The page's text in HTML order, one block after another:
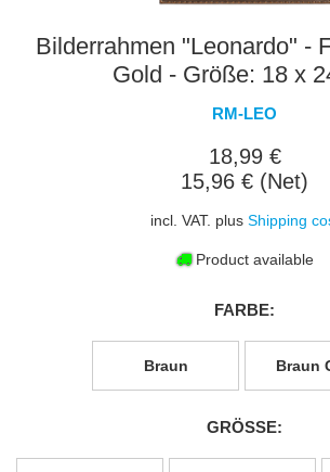
Bilderrahmen "Leonardo" -
Gold - Größe: 18 x
RM-LEO
18,99 €
15,96 € (Net)
incl. VAT. plus Shipping
Product available
FARBE:
Braun Braun
GRÖSSE: